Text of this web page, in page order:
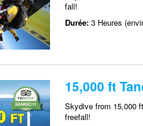
fall!
Durée: 3 Heures
15,000 ft
Skydive from 15,000
freefall!